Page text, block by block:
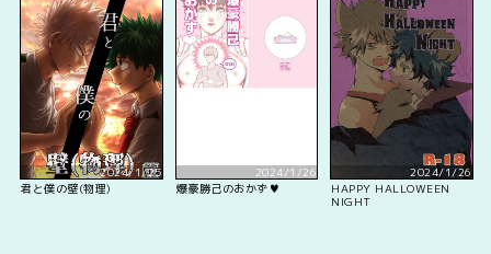
2024/1/25
君と僕の壁(物理)
2024/1/26
爆豪勝己のおかず♥
2024/1/26
HAPPY HALLOWEEN
NIGHT